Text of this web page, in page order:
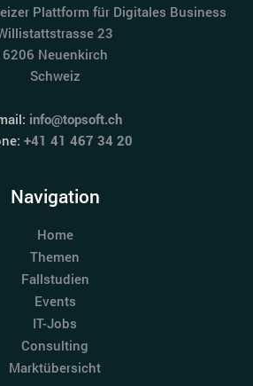
Plattform für Digitales Business
23
6206 Neuenkirch
Schweiz
info@topsoft.ch
+41 41 467 34 20
Navigation
Home
Themen
Fallstudien
Events
IT-Jobs
Consulting
Marktübersicht